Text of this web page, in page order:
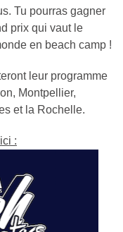
Tu pourras gagner
prix qui vaut le
en beach camp !
leur programme
Montpellier,
et la Rochelle.
: